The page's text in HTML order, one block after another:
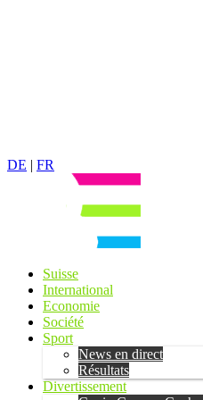
DE | FR
Suisse
International
Economie
Société
Sport
News en direct
Résultats
Divertissement